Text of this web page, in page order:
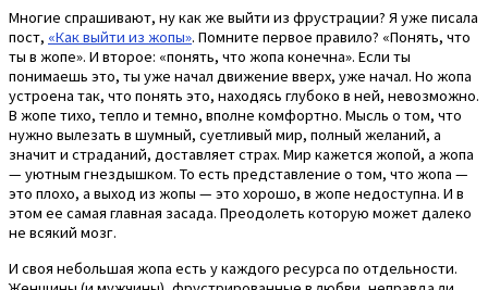
Многие спрашивают, ну как же выйти из фрустрации? Я уже писала
пост, «Как выйти из жопы». Помните первое правило? «Понять, что
ты в жопе». И второе: «понять, что жопа конечна». Если ты
понимаешь это, ты уже начал движение вверх, уже начал. Но жопа
устроена так, что понять это, находясь глубоко в ней, невозможно.
В жопе тихо, тепло и темно, вполне комфортно. Мысль о том, что
нужно вылезать в шумный, суетливый мир, полный желаний, а
значит и страданий, доставляет страх. Мир кажется жопой, а жопа
— уютным гнездышком. То есть представление о том, что жопа —
это плохо, а выход из жопы — это хорошо, в жопе недоступна. И в
этом ее самая главная засада. Преодолеть которую может далеко
не всякий мозг.
И своя небольшая жопа есть у каждого ресурса по отдельности.